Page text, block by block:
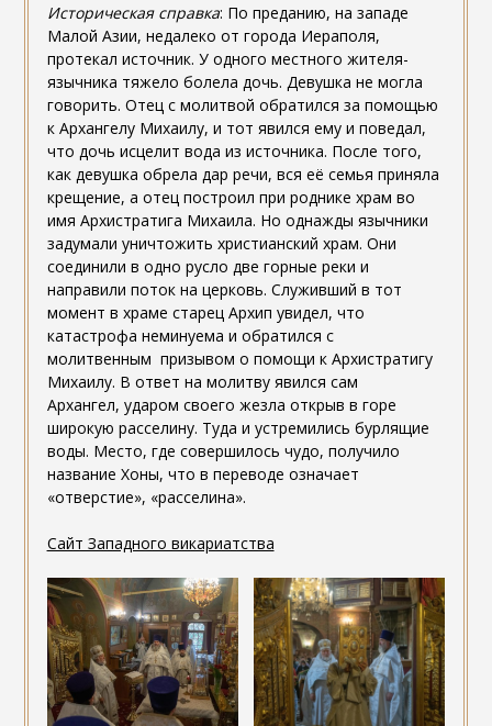
Историческая справка: По преданию, на западе
Малой Азии, недалеко от города Иераполя,
протекал источник. У одного местного жителя-
язычника тяжело болела дочь. Девушка не могла
говорить. Отец с молитвой обратился за помощью
к Архангелу Михаилу, и тот явился ему и поведал,
что дочь исцелит вода из источника. После того,
как девушка обрела дар речи, вся её семья приняла
крещение, а отец построил при роднике храм во
имя Архистратига Михаила. Но однажды язычники
задумали уничтожить христианский храм. Они
соединили в одно русло две горные реки и
направили поток на церковь. Служивший в тот
момент в храме старец Архип увидел, что
катастрофа неминуема и обратился с
молитвенным призывом о помощи к Архистратигу
Михаилу. В ответ на молитву явился сам
Архангел, ударом своего жезла открыв в горе
широкую расселину. Туда и устремились бурлящие
воды. Место, где совершилось чудо, получило
название Хоны, что в переводе означает
«отверстие», «расселина».
Сайт Западного викариатства